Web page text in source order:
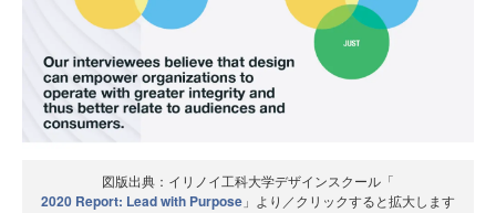
図版出典：イリノイ工科大学デザインスクール「
2020 Report: Lead with Purpose 」より／クリックすると拡大します